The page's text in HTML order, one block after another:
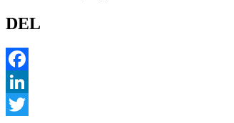
DEL
Facebook
LinkedIn